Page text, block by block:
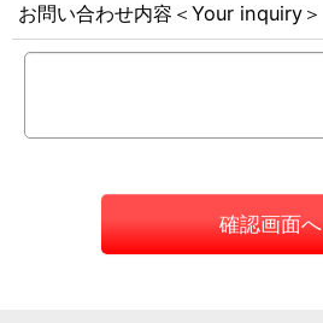
お問い合わせ内容＜Your inquiry＞
確認画面へ